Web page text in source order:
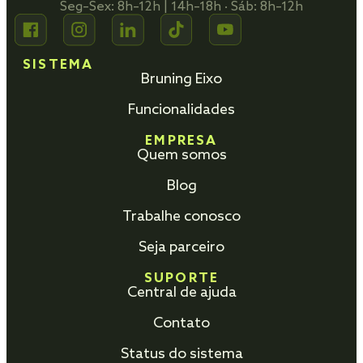
Seg–Sex: 8h–12h | 14h–18h · Sáb: 8h–12h
SISTEMA
Bruning Eixo
Funcionalidades
EMPRESA
Quem somos
Blog
Trabalhe conosco
Seja parceiro
SUPORTE
Central de ajuda
Contato
Status do sistema